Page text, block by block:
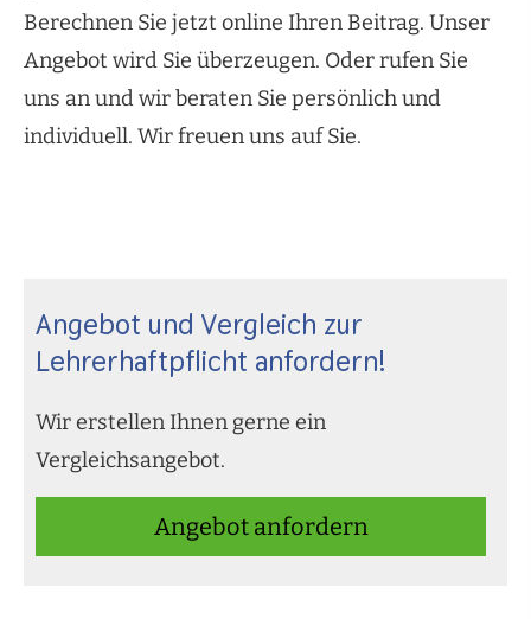
Berechnen Sie jetzt online Ihren Beitrag. Unser
Angebot wird Sie überzeugen. Oder rufen Sie
uns an und wir beraten Sie persönlich und
individuell. Wir freuen uns auf Sie.
Angebot und Vergleich zur
Lehrerhaftpflicht anfordern!
Wir erstellen Ihnen gerne ein
Vergleichsangebot.
An­ge­bot an­for­dern